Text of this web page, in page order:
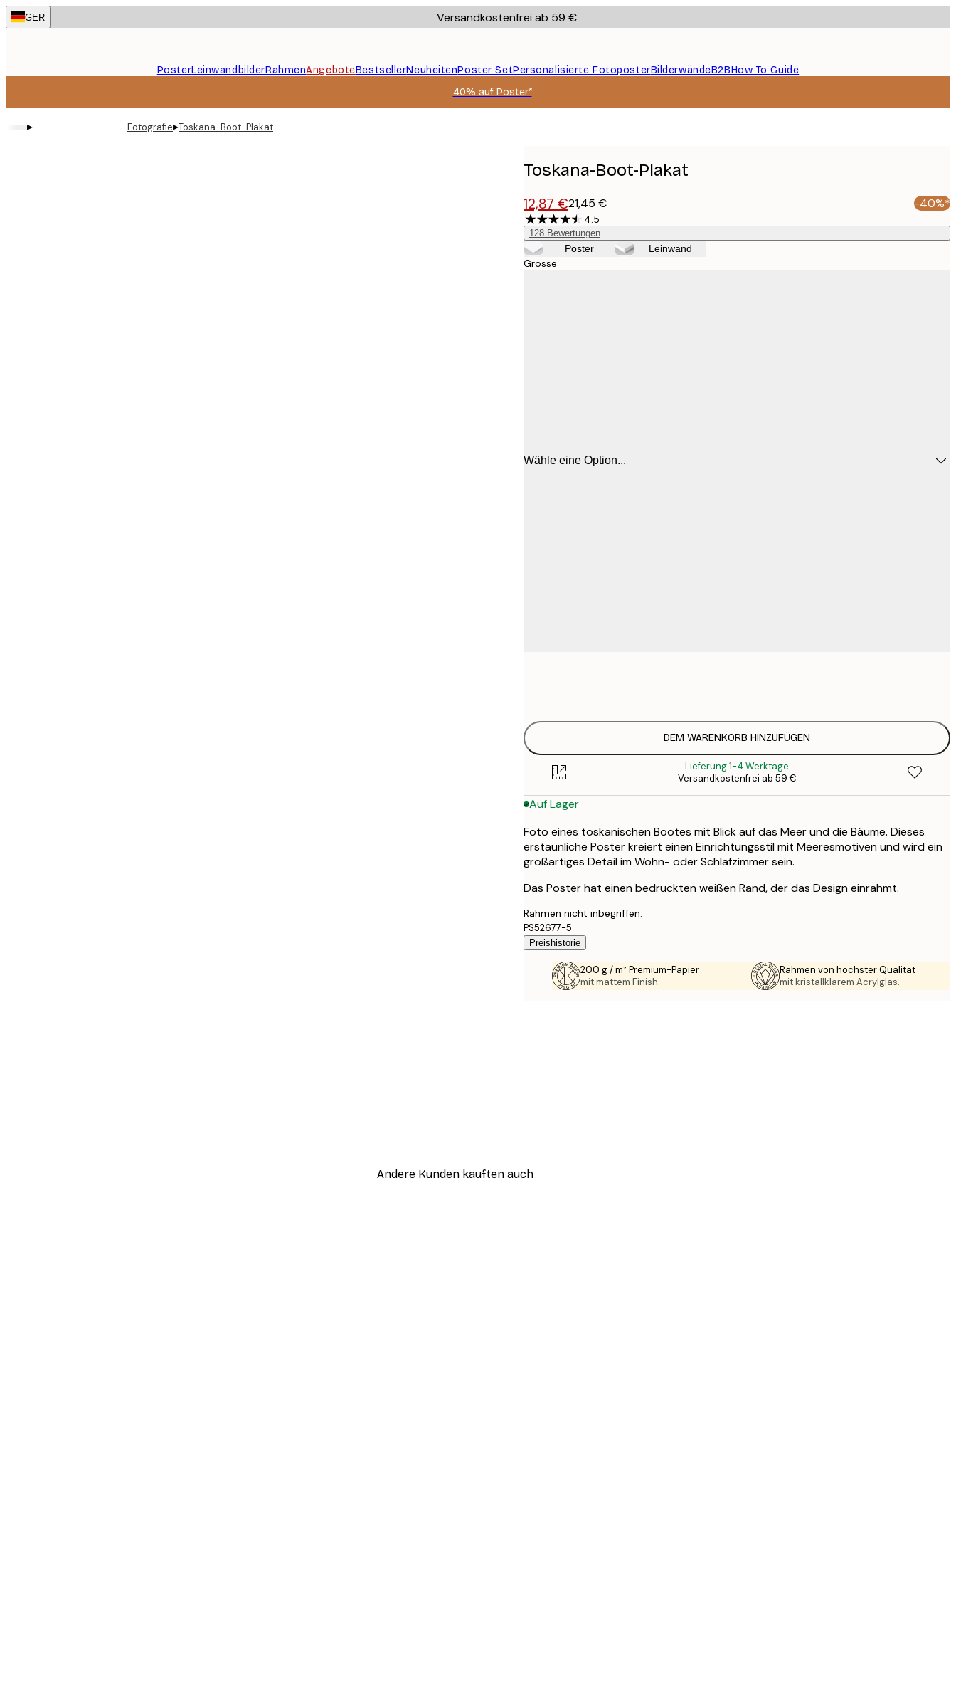
Skip
to
GER Versandkostenfrei ab 59 €
PosterLeinwandbilderRahmenAngeboteBestsellerNeuheitenPoster SetPersonalisierte FotoposterBilderwändeB2BHow To Guide
40% auf Poster*
▸ Fotografie▸Toskana-Boot-Plakat
Toskana-Boot-Plakat
12,87 €21,45 € -40%*
4.5
128 Bewertungen
Poster Leinwand
Grösse
Wähle eine Option...
50x70 cm
70x100 cm
DEM WARENKORB HINZUFÜGEN
Lieferung 1-4 Werktage
Versandkostenfrei ab 59 €
Auf Lager
Foto eines toskanischen Bootes mit Blick auf das Meer und die Bäume. Dieses
erstaunliche Poster kreiert einen Einrichtungsstil mit Meeresmotiven und wird ein
großartiges Detail im Wohn- oder Schlafzimmer sein.
Das Poster hat einen bedruckten weißen Rand, der das Design einrahmt.
Rahmen nicht inbegriffen.
PS52677-5
Preishistorie
200 g / m² Premium-Papier
mit mattem Finish.
Rahmen von höchster Qualität
mit kristallklarem Acrylglas.
Andere Kunden kauften auch